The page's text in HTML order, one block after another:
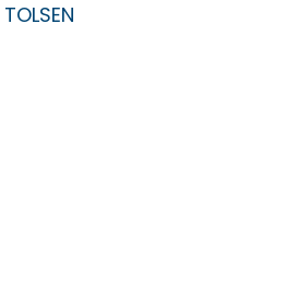
TOLSEN